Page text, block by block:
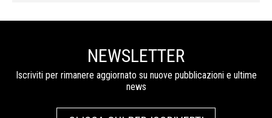
NEWSLETTER
Iscriviti per rimanere aggiornato su nuove pubblicazioni e ultime
news